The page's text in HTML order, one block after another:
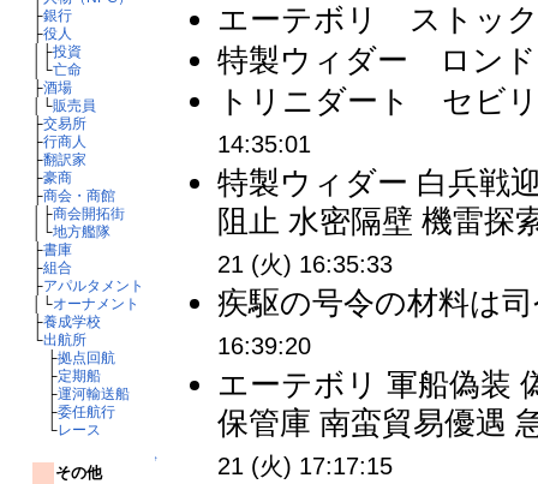
├銀行
├役人
│├投資
│└亡命
├酒場
│└販売員
├交易所
├行商人
├翻訳家
├豪商
├商会・商館
│├商会開拓街
│└地方艦隊
├書庫
├組合
├アパルタメント
│└オーナメント
├養成学校
└出航所
├拠点回航
├定期船
├運河輸送船
├委任航行
└レース
↑
その他
エーテボリ ストッ
特製ウィダー ロン
トリニダート セビ
14:35:01
特製ウィダー 白兵戦
阻止 水密隔壁 機雷探
21 (火) 16:35:33
疾駆の号令の材料は
16:39:20
エーテボリ 軍船偽装
保管庫 南蛮貿易優遇
21 (火) 17:17:15